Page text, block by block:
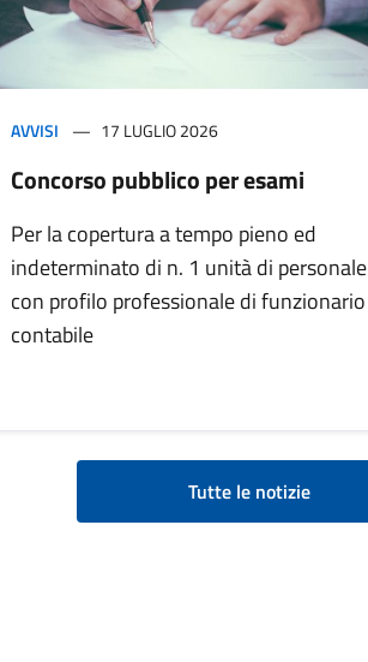
AVVISI 17 LUGLIO 2026
Concorso pubblico per esami
Per la copertura a tempo pieno ed
indeterminato di n. 1 unità di personale
con profilo professionale di funzionario
contabile
Tutte le notizie